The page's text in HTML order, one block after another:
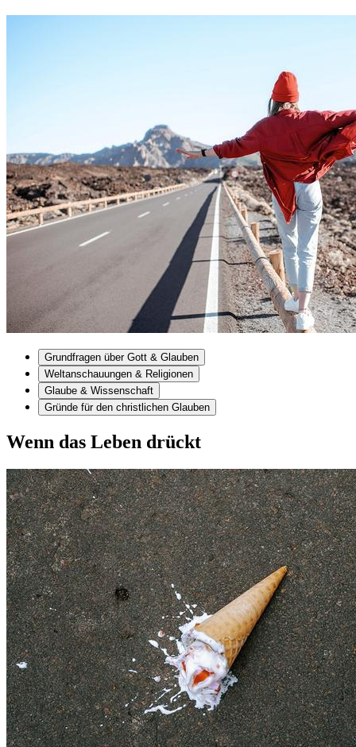
Grundfragen über Gott & Glauben
Weltanschauungen & Religionen
Glaube & Wissenschaft
Gründe für den christlichen Glauben
Wenn das Leben drückt